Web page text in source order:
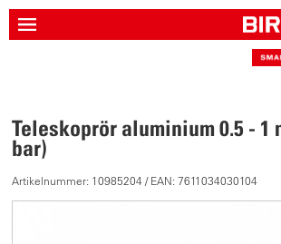
Teleskoprör aluminium 0.5 - 1
bar)
Artikelnummer: 10985204 / EAN: 7611034030104